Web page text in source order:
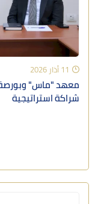
11 أذار 2026
معهد "ماس" وبورصة
شراكة استراتيجية